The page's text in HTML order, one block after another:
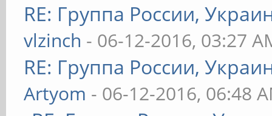
RE: Группа России,
vlzinch - 06-12-2016, 03:27
RE: Группа России,
Artyom - 06-12-2016, 06:48